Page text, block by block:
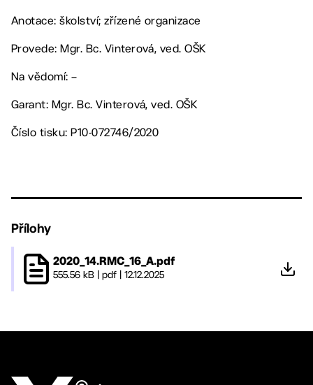
Anotace: školství; zřízené organizace
Provede: Mgr. Bc. Vinterová, ved. OŠK
Na vědomí: –
Garant: Mgr. Bc. Vinterová, ved. OŠK
Číslo tisku: P10-072746/2020
Přílohy
2020_14.RMC_16_A.pdf
555.56 kB pdf 12.12.2025